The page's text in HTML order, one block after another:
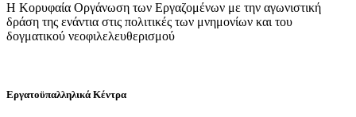
Η Κορυφαία Οργάνωση των Εργαζομένων με την αγωνιστική
δράση της ενάντια στις πολιτικές των μνημονίων και του
δογματικού νεοφιλελευθερισμού
Εργατοϋπαλληλικά Κέντρα